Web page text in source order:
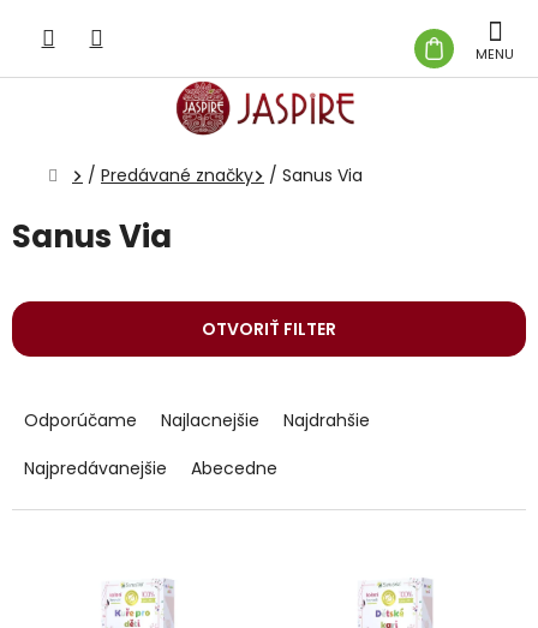
obsah
KOŠÍK
Domov
/ Predávané značky / Sanus Via
Sanus Via
OTVORIŤ FILTER
a
e
Odporúčame Najlacnejšie
Najdrahšie
Najpredávanejšie
Abecedne